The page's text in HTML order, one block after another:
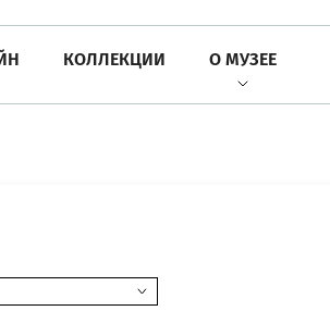
КОЛЛЕКЦИИ О МУЗЕЕ